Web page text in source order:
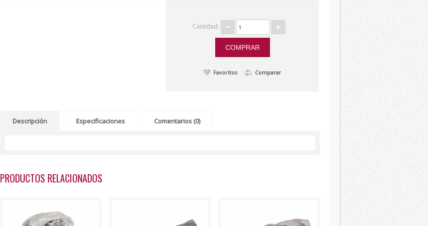
Cantidad:
Favoritos Comparar
Descripción Especificaciones Comentarios (0)
PRODUCTOS RELACIONADOS